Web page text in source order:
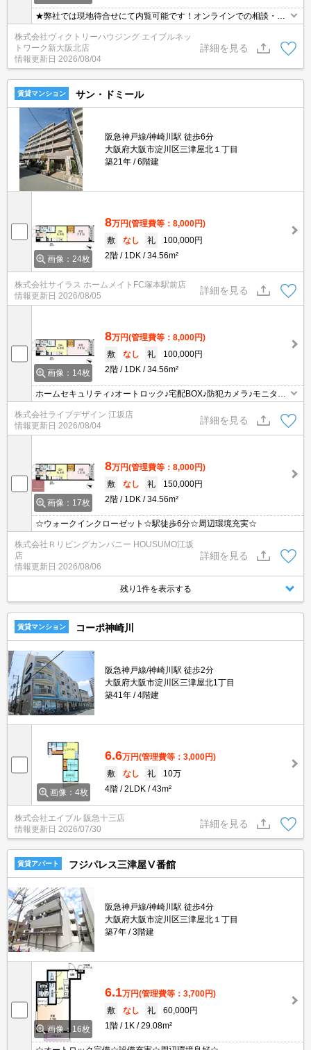
★弊社では現地待合せにて内覧可能です！オンラインでの相談・内
覧も可能です！★
株式会社ヴィクトリーハウジング エイブルネッ
トワーク新大阪北店
情報更新日 2026/08/04
詳細を見る
賃貸マンション サン・ドミール
阪急神戸線/神崎川駅 徒歩6分
大阪府大阪市淀川区三津屋北１丁目
築21年
6階建
画像：24枚
8万円(管理費等：8,000円)
敷
なし 礼
100,000円
2階
1DK 34.56m²
株式会社サイラス ホームメイトFC塚本駅前店
情報更新日 2026/08/05
詳細を見る
画像：14枚
8万円(管理費等：8,000円)
敷
なし 礼
100,000円
2階
1DK 34.56m²
ホームセキュリティ♪オートロック♪宅配BOX♪防犯カメラ♪モニター
ホン♪浴室乾燥
株式会社ライブデザイン 江坂店
情報更新日 2026/08/04
詳細を見る
画像：17枚
8万円(管理費等：8,000円)
敷
なし 礼
150,000円
2階
1DK 34.56m²
☆ウォークインクローゼット☆駅徒歩6分☆周辺環境充実☆
株式会社Ｒリビングカンパニー HOUSUMO江坂
店
情報更新日 2026/08/06
詳細を見る
残り1件を表示する
賃貸マンション コーポ神崎川
阪急神戸線/神崎川駅 徒歩2分
大阪府大阪市淀川区三津屋北1丁目
築41年
4階建
画像：4枚
6.6万円(管理費等：3,000円)
敷
なし 礼
10万
4階
2LDK 43m²
株式会社エイブル 阪急十三店
情報更新日 2026/07/30
詳細を見る
賃貸アパート フジパレス三津屋Ⅴ番館
阪急神戸線/神崎川駅 徒歩4分
大阪府大阪市淀川区三津屋北１丁目
築7年
3階建
画像：16枚
6.1万円(管理費等：3,700円)
敷
なし 礼
60,000円
1階
1K 29.08m²